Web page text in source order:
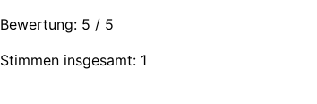
Bewertung: 5 / 5
Stimmen insgesamt: 1